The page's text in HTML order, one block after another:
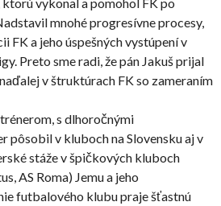
mnohé progresívne procesy,
FK a jeho úspešných vystúpení v
Preto sme radi, že pán Jakuš prijal
v štruktúrach FK so zameraním
s dlhoročnými
pôsobil v kluboch na Slovensku aj v
stáže v špičkových kluboch
AS Roma) Jemu a jeho
futbalového klubu praje šťastnú